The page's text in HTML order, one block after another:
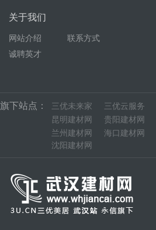
关于我们
网站介绍
联系方式
诚聘英才
旗下站点： 三优未来家 三优云服务
昆明建材网
贵阳建材网
兰州建材网
海口建材网
沈阳建材网